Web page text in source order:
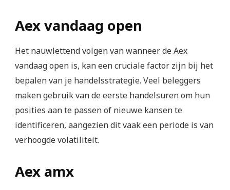
Aex vandaag open
Het nauwlettend volgen van wanneer de Aex
vandaag open is, kan een cruciale factor zijn bij het
bepalen van je handelsstrategie. Veel beleggers
maken gebruik van de eerste handelsuren om hun
posities aan te passen of nieuwe kansen te
identificeren, aangezien dit vaak een periode is van
verhoogde volatiliteit.
Aex amx